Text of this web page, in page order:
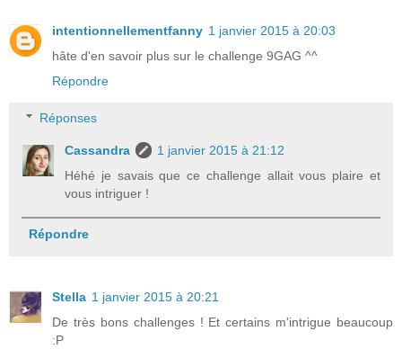
intentionnellementfanny 1 janvier 2015 à 20:03
hâte d'en savoir plus sur le challenge 9GAG ^^
Répondre
Réponses
Cassandra
1 janvier 2015 à 21:12
Héhé je savais que ce challenge allait vous plaire et
vous intriguer !
Répondre
Stella 1 janvier 2015 à 20:21
De très bons challenges ! Et certains m'intrigue beaucoup
:P